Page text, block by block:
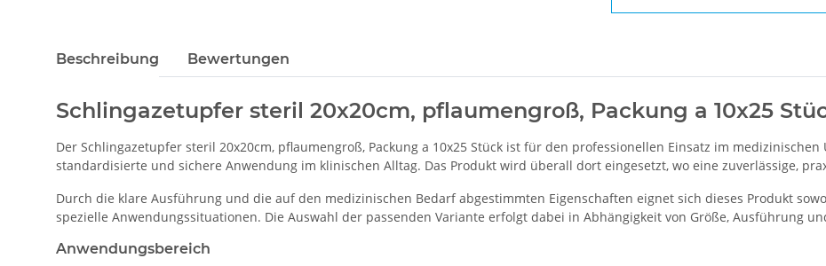
Beschreibung Bewertungen
Schlingazetupfer steril 20x20cm, pflaumengroß, Packung a 10x25
Der Schlingazetupfer steril 20x20cm, pflaumengroß, Packung a 10x25 Stück ist für den professionellen Einsatz im
standardisierte und sichere Anwendung im klinischen Alltag. Das Produkt wird überall dort eingesetzt, wo eine zuverlässige,
Durch die klare Ausführung und die auf den medizinischen Bedarf abgestimmten Eigenschaften eignet sich dieses Produkt
spezielle Anwendungssituationen. Die Auswahl der passenden Variante erfolgt dabei in Abhängigkeit von Größe, Ausführung
Anwendungsbereich